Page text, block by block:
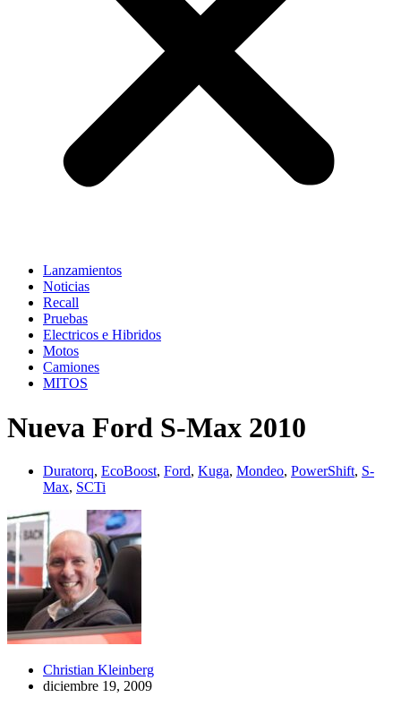
Lanzamientos
Noticias
Recall
Pruebas
Electricos e Hibridos
Motos
Camiones
MITOS
Nueva Ford S-Max 2010
Duratorq, EcoBoost, Ford, Kuga, Mondeo, PowerShift, S-
Max, SCTi
Christian Kleinberg
diciembre 19, 2009